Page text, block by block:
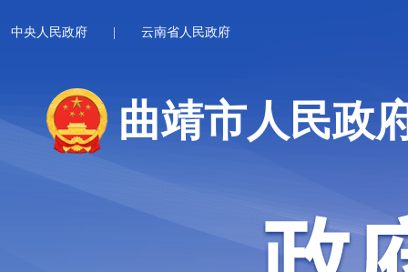
中央人民政府 云南省人民政府
曲靖市人民政